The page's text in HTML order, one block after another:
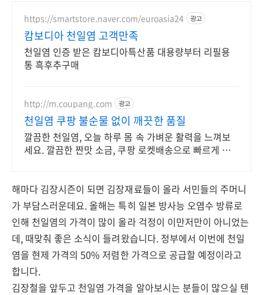
https://smartstore.naver.com/euroasia24 광고
캄보디아 천일염 고객만족
천일염 인증 받은 캄보디아특산품 대용량부터 리필용
통 흑후추구매
http://m.coupang.com 광고
천일염 쿠팡 불순물 없이 깨끗한 품질
깔끔한 천일염, 오늘 하루 몸 속 가벼운 활력을 느껴보
세요. 깔끔한 짠맛 소금, 쿠팡 로켓배송으로 빠르게 받
해마다 김장시즌이 되면 김장재료들이 올라 서민들의 주머니
가 부담스러운데요. 올해는 특히 일본 방사능 오염수 방류로
인해 천일염의 가격이 많이 올라 걱정이 이만저만이 아니었는
데, 때맞춰 좋은 소식이 들려왔습니다. 정부에서 이번에 천일
염을 현제 가격의 50% 저렴한 가격으로 공급할 예정이라고
합니다.
김장철을 앞두고 천일염 가격을 알아보시는 분들이 많으실 텐